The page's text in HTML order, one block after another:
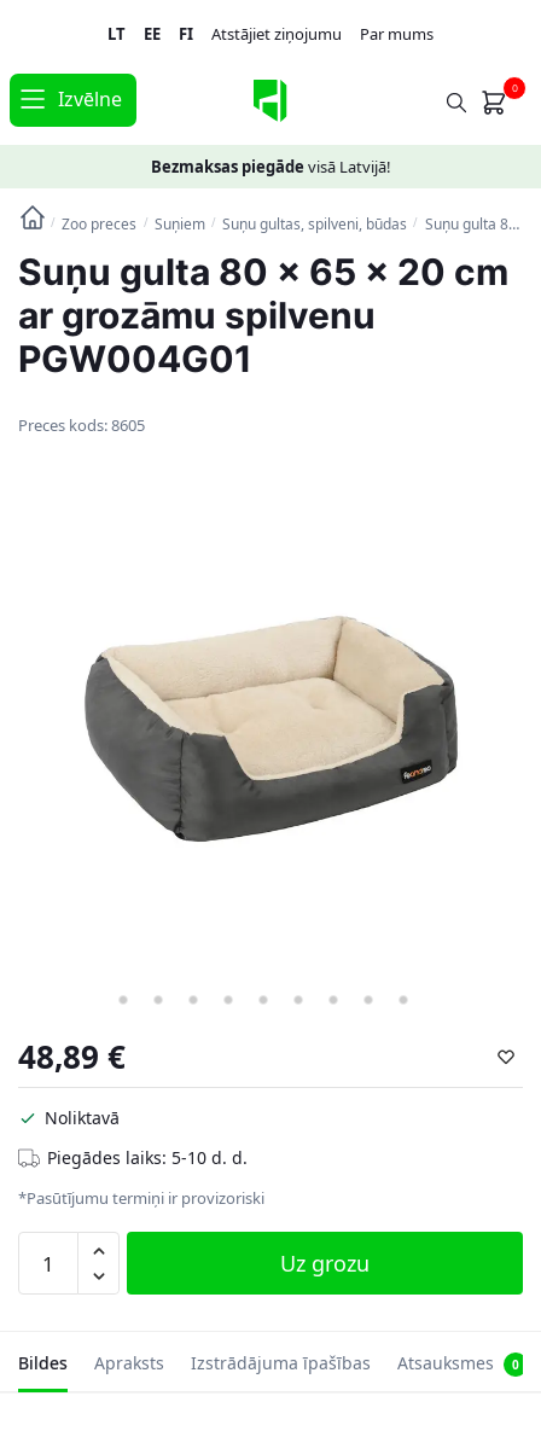
navigation
content
LT EE FI Atstājiet ziņojumu Par mums
Izvēlne 0
Bezmaksas piegāde visā Latvijā!
/ Zoo preces / Suņiem / Suņu gultas, spilveni, būdas / Suņu gulta 80 x 65 x 20 cm ar grozāmu spilvenu PGW004G01
Suņu gulta 80 x 65 x 20 cm
ar grozāmu spilvenu
PGW004G01
Preces kods:8605
48,89 €
Noliktavā
Piegādes laiks: 5-10 d. d.
*Pasūtījumu termiņi ir provizoriski
gulta
65
x
Uz grozu
Bildes Apraksts Izstrādājuma īpašības Atsauksmes 0